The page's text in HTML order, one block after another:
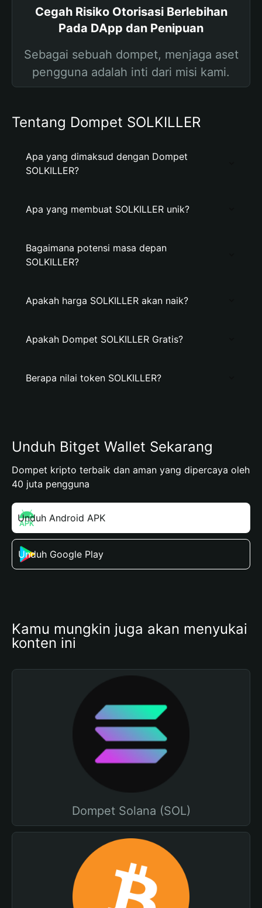
Cegah Risiko Otorisasi Berlebihan
Pada DApp dan Penipuan
Sebagai sebuah dompet, menjaga aset
pengguna adalah inti dari misi kami.
Tentang Dompet SOLKILLER
Apa yang dimaksud dengan Dompet
SOLKILLER?
Apa yang membuat SOLKILLER unik?
Bagaimana potensi masa depan
SOLKILLER?
Apakah harga SOLKILLER akan naik?
Apakah Dompet SOLKILLER Gratis?
Berapa nilai token SOLKILLER?
Unduh Bitget Wallet Sekarang
Dompet kripto terbaik dan aman yang dipercaya oleh
40 juta pengguna
Unduh Android APK
Unduh Google Play
Kamu mungkin juga akan menyukai
konten ini
Dompet Solana (SOL)